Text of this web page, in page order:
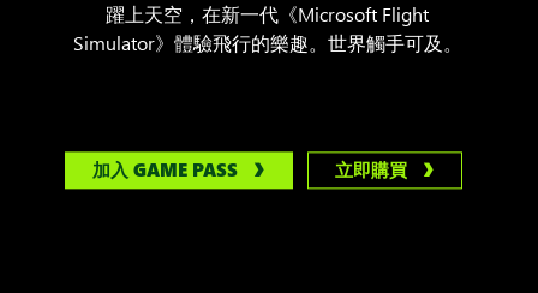
躍上天空，在新一代《Microsoft Flight
Simulator》體驗飛行的樂趣。世界觸手可及。
加入 GAME PASS 立即購買